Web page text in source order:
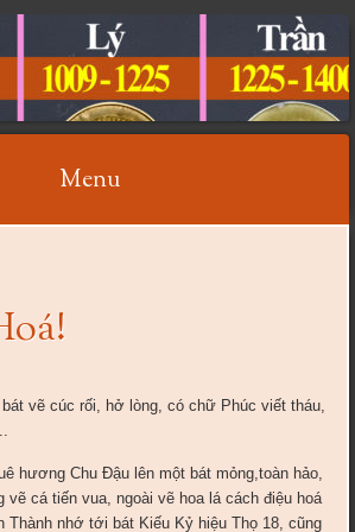
VIỆT NAM
Menu
vẽ cúc rối, hở lòng, có chữ Phúc viết tháu,
hương Chu Đậu lên một bát mỏng,toàn hảo,
vẽ cá tiến vua, ngoài vẽ hoa lá cách điệu hoá
Thành nhớ tới bát Kiếu Kỷ hiệu Thọ 18, cũng